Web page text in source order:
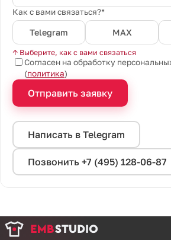
Как с вами связаться?*
Telegram MAX
↑ Выберите, как с вами связаться
Согласен на обработку
(политика)
Отправить заявку
Написать в Telegram
Позвонить +7 (495) 128-06-87